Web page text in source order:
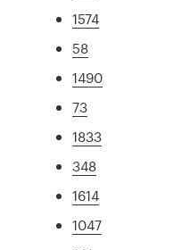
1574
58
1490
73
1833
348
1614
1047